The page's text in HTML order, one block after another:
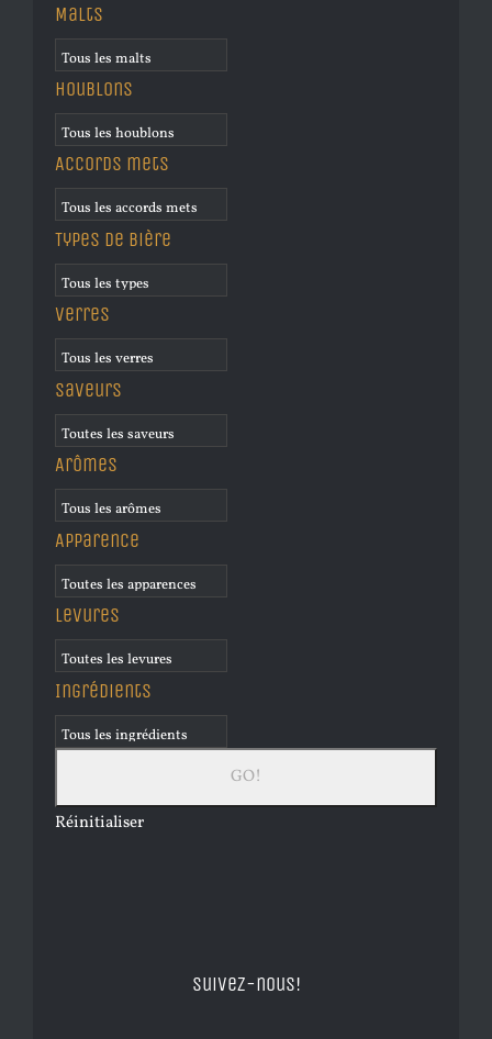
Malts
Houblons
Accords mets
Types de bière
Verres
Saveurs
Arômes
Apparence
Levures
Ingrédients
Réinitialiser
Suivez-nous!